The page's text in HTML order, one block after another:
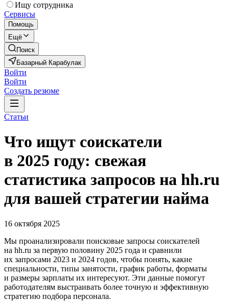
Ищу сотрудника
Сервисы
Помощь
Ещё
Поиск
Базарный Карабулак
Войти
Войти
Создать резюме
Статьи
Что ищут соискатели
в 2025 году: свежая
статистика запросов на hh.ru
для вашей стратегии найма
16 октября 2025
Мы проанализировали поисковые запросы соискателей
на hh.ru за первую половину 2025 года и сравнили
их запросами 2023 и 2024 годов, чтобы понять, какие
специальности, типы занятости, график работы, форматы
и размеры зарплаты их интересуют. Эти данные помогут
работодателям выстраивать более точную и эффективную
стратегию подбора персонала.